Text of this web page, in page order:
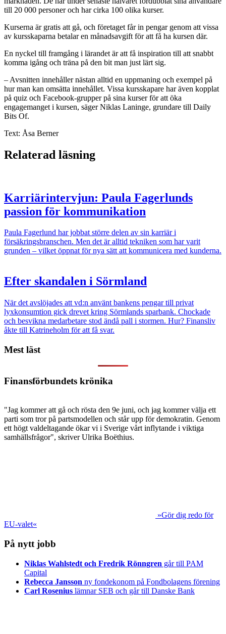
till 20 000 personer och har cirka 100 olika kurser.
Kurserna är gratis att gå, och företaget får in pengar genom att vissa
av kursskaparna betalar en månadsavgift för att få ha kursen där.
En nyckel till framgång i lärandet är att få inspiration till att snabbt
komma igång och träna på den bit man just lärt sig.
– Avsnitten innehåller nästan alltid en uppmaning och exempel på
hur man kan omsätta innehållet. Vissa kursskapare har även kopplat
på quiz och Facebook-grupper på sina kurser för att öka
engagemanget i kursen, säger Niklas Laninge, grundare till Daily
Bits Of.
Text: Åsa Berner
Relaterad läsning
Karriärintervjun: Paula Fagerlunds
passion för kommunikation
Paula Fagerlund har jobbat större delen av sin karriär i
försäkringsbranschen. Men det är alltid tekniken som har varit
grunden – vilket öppnat för nya sätt att kommunicera med kunderna.
Efter skandalen i Sörmland
När det avslöjades att vd:n använt bankens pengar till privat
lyxkonsumtion gick drevet kring Sörmlands sparbank. Chockade
och besvikna medarbetare stod ändå pall i stormen. Hur? Finansliv
åkte till Katrineholm för att få svar.
Mest läst
Finansförbundets krönika
"Jag kommer att gå och rösta den 9e juni, och jag kommer välja ett
parti som tror på partsmodellen och står upp för demokratin. Genom
ett högt valdeltagande ökar vi i Sverige vårt inflytande i viktiga
samhällsfrågor", skriver Ulrika Boëthius.
»Gör dig redo för
EU-valet«
På nytt jobb
Niklas Wahlstedt och Fredrik Rönngren går till PAM
Capital
Rebecca Jansson ny fondekonom på Fondbolagens förening
Carl Rosenius lämnar SEB och går till Danske Bank